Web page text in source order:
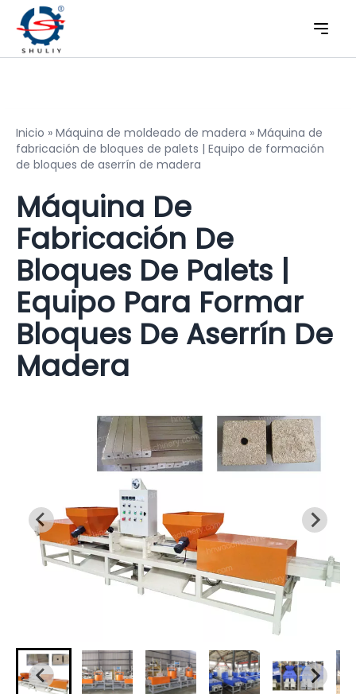
Inicio » Máquina de moldeado de madera » Máquina de
fabricación de bloques de palets | Equipo de formación
de bloques de aserrín de madera
Máquina De
Fabricación De
Bloques De Palets |
Equipo Para Formar
Bloques De Aserrín De
Madera